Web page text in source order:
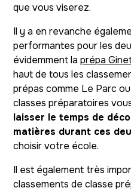
que vous viserez.
Il y a en revanche
performantes pour les
évidemment laprépa
haut de tous les
prépas comme Le Parc
classes préparatoires
laisser le temps de
matières durant ces
choisir votre école.
Il est également très
classements de classe